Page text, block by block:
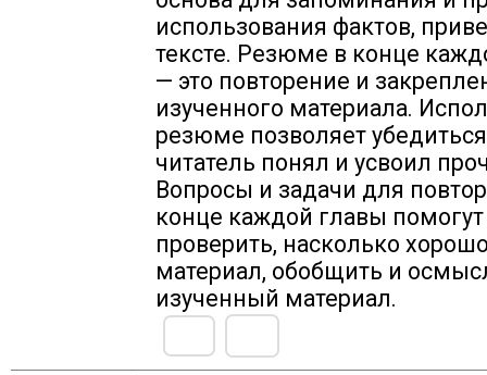
использования фактов,
тексте. Резюме в конце
— это повторение и
изученного материала.
резюме позволяет
читатель понял и усвоил
Вопросы и задачи для
конце каждой главы
проверить, насколько
материал, обобщить и
изученный материал.